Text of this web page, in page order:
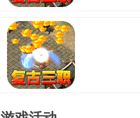
适用范围：尊享礼包
礼包内容：龙珠自选箱*3、书页*10